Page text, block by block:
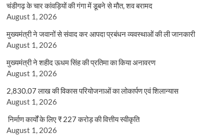
चंडीगढ़ के चार कांवड़ियों की गंगा में डूबने से मौत, शव बरामद
August 1, 2026
मुख्यमंत्री ने जवानों से संवाद कर आपदा प्रबंधन व्यवस्थाओं की ली जानकारी
August 1, 2026
मुख्यमंत्री ने शहीद ऊधम सिंह की प्रतिमा का किया अनावरण
August 1, 2026
2,830.07 लाख की विकास परियोजनाओं का लोकार्पण एवं शिलान्यास
August 1, 2026
निर्माण कार्यों के लिए ₹ 227 करोड़ की वित्तीय स्वीकृति
August 1, 2026